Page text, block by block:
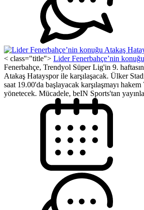
< class="title"> Lider Fenerbahçe’nin
Fenerbahçe, Trendyol Süper Lig'in 9.
Atakaş Hatayspor ile karşılaşacak. Ülker
saat 19.00'da başlayacak karşılaşmayı
yönetecek. Mücadele, beIN Sports'tan